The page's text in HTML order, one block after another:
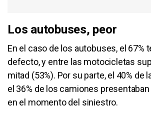
Los autobuses, peor
En el caso de los autobuses, el 67%
defecto, y entre las motocicletas
mitad (53%). Por su parte, el 40% de
el 36% de los camiones
en el momento del siniestro.